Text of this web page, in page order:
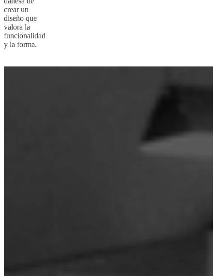
crear un
diseño que
valora la
funcionalidad
y la forma.